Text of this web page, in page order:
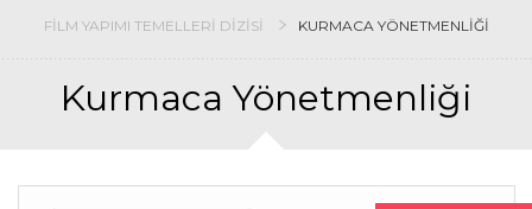
FILM YAPIMI TEMELLERI DIZISI
KURMACA YÖNETMENLIĞI
Kurmaca Yönetmenliği